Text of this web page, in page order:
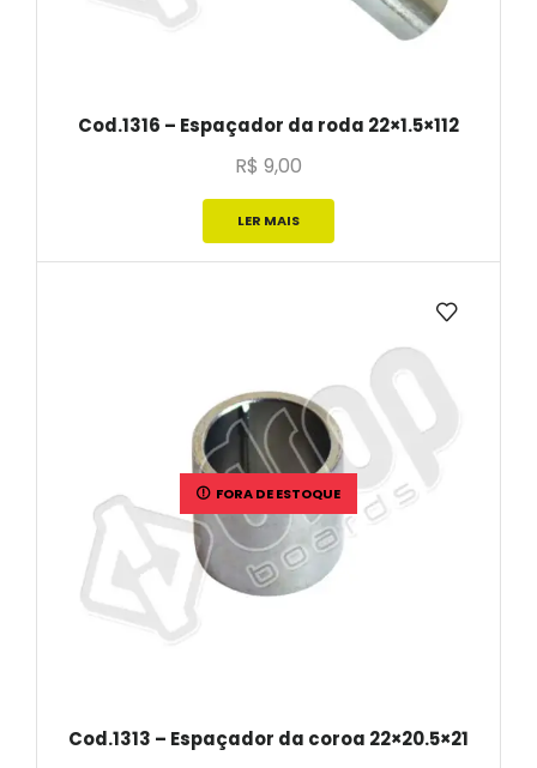
Cod.1316 – Espaçador da roda 22×1.5×112
R$ 9,00
LER MAIS
FORA DE ESTOQUE
Cod.1313 – Espaçador da coroa 22×20.5×21